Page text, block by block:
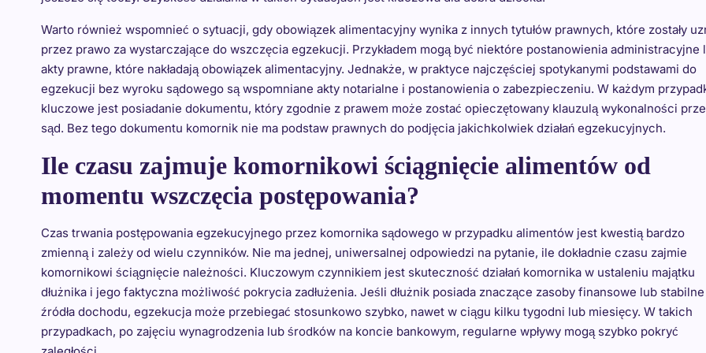
Warto również wspomnieć o sytuacji, gdy obowiązek alimentacyjny wynika z innych tytułów prawnych, które zostały
przez prawo za wystarczające do wszczęcia egzekucji. Przykładem mogą być niektóre postanowienia administracyjne
akty prawne, które nakładają obowiązek alimentacyjny. Jednakże, w praktyce najczęściej spotykanymi podstawami do
egzekucji bez wyroku sądowego są wspomniane akty notarialne i postanowienia o zabezpieczeniu. W każdym
kluczowe jest posiadanie dokumentu, który zgodnie z prawem może zostać opieczętowany klauzulą wykonalności
sąd. Bez tego dokumentu komornik nie ma podstaw prawnych do podjęcia jakichkolwiek działań egzekucyjnych.
Ile czasu zajmuje komornikowi ściągnięcie alimentów od
momentu wszczęcia postępowania?
Czas trwania postępowania egzekucyjnego przez komornika sądowego w przypadku alimentów jest kwestią bardzo
zmienną i zależy od wielu czynników. Nie ma jednej, uniwersalnej odpowiedzi na pytanie, ile dokładnie czasu zajmie
komornikowi ściągnięcie należności. Kluczowym czynnikiem jest skuteczność działań komornika w ustaleniu majątku
dłużnika i jego faktyczna możliwość pokrycia zadłużenia. Jeśli dłużnik posiada znaczące zasoby finansowe lub stabilne
źródła dochodu, egzekucja może przebiegać stosunkowo szybko, nawet w ciągu kilku tygodni lub miesięcy. W takich
przypadkach, po zajęciu wynagrodzenia lub środków na koncie bankowym, regularne wpływy mogą szybko pokryć